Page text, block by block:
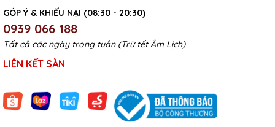
GÓP Ý & KHIẾU NẠI (08:30 - 20:30)
0939 066 188
Tất cả các ngày trong tuần (Trừ tết Âm Lịch)
LIÊN KẾT SÀN